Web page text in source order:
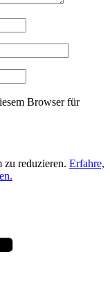
Browser für
zu reduzieren. Erfahre,